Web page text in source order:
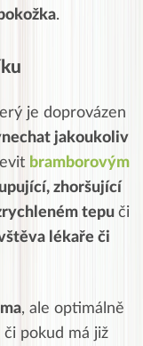
.
je doprovázen
jakoukoliv
bramborovým
zhoršující
tepu či
lékaře či
, ale optimálně
pokud má již